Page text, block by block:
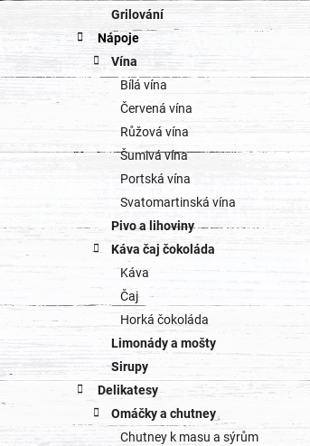
Grilování
Nápoje
Vína
Bílá vína
Červená vína
Růžová vína
Šumivá vína
Portská vína
Svatomartinská vína
Pivo a lihoviny
Káva čaj čokoláda
Káva
Čaj
Horká čokoláda
Limonády a mošty
Sirupy
Delikatesy
Omáčky a chutney
Chutney k masu a sýrům